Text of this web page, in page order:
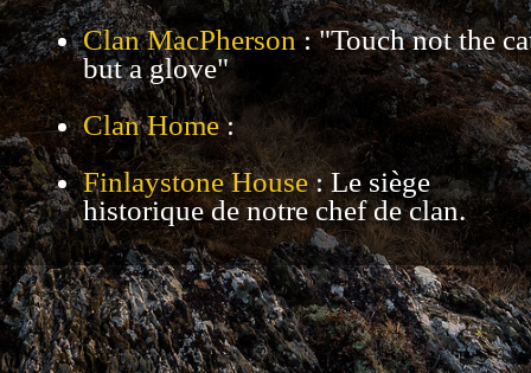
Clan MacPherson: "Touch not the
but a glove"
Clan Home:
Finlaystone House: Le siège
historique de notre chef de clan.
